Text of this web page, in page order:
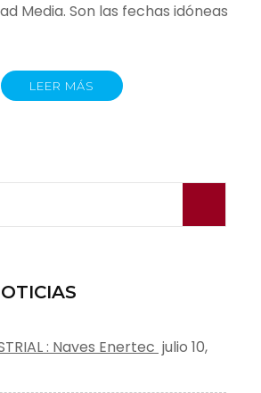
Media. Son las fechas idóneas
LEER MÁS
: Naves Enertec julio 10,